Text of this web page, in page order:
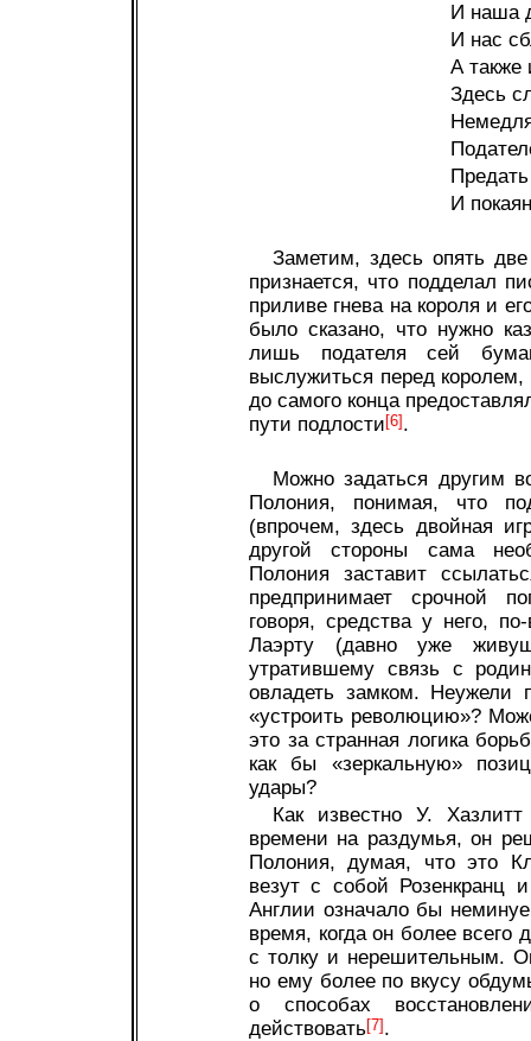
И наша
И нас
А также
Здесь
И
Заметим, здесь опять
признается, что подделал
приливе гнева на короля и
было сказано, что нужно
лишь подателя сей
выслужиться перед
до самого конца
пути подлости [6] .
Можно задаться другим
Полония, понимая, что
(впрочем, здесь двойная
другой стороны сама
Полония заставит
предпринимает срочной
говоря, средства у него,
Лаэрту (давно уже
утратившему связь с
овладеть замком. Неужели
«устроить революцию»?
это за странная логика
как бы «зеркальную»
удары?
Как известно У.
времени на раздумья, он
Полония, думая, что это
везут с собой Розенкранц
Англии означало бы
время, когда он более всего
с толку и нерешительным.
но ему более по вкусу
о способах
действовать [7] .